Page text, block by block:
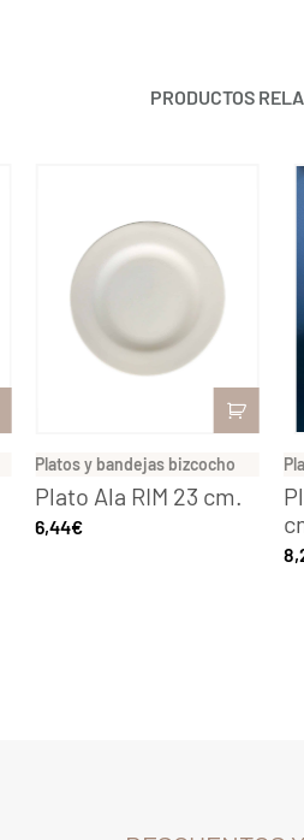
PRODUCTOS
Platos y bandejas bizcocho
Plato Ala RIM 23 cm.
6,44€